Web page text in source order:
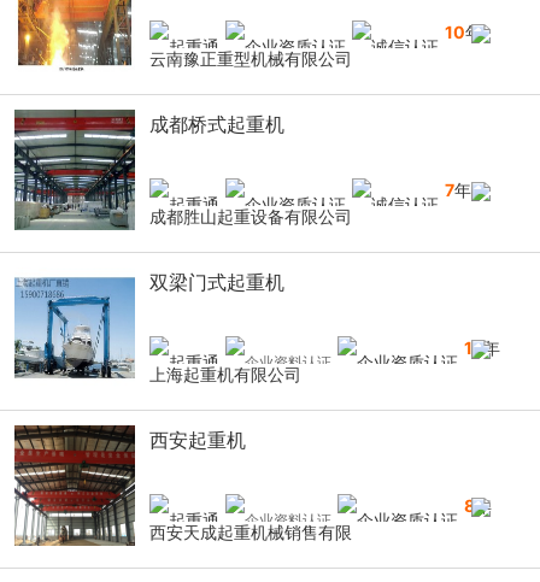
10年
云南豫正重型机械有限公司
成都桥式起重机
7年
成都胜山起重设备有限公司
双梁门式起重机
16年
上海起重机有限公司
西安起重机
8年
西安天成起重机械销售有限